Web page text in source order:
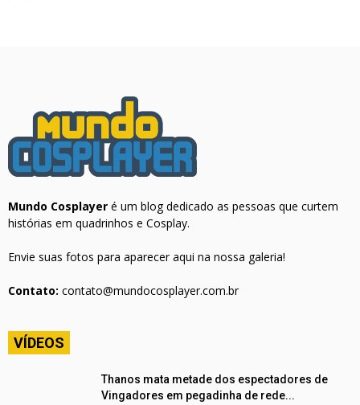
Mundo Cosplayer é um blog dedicado as pessoas que curtem
histórias em quadrinhos e Cosplay.
Envie suas fotos para aparecer aqui na nossa galeria!
Contato: contato@mundocosplayer.com.br
VÍDEOS
Thanos mata metade dos espectadores de
Vingadores em pegadinha de rede...